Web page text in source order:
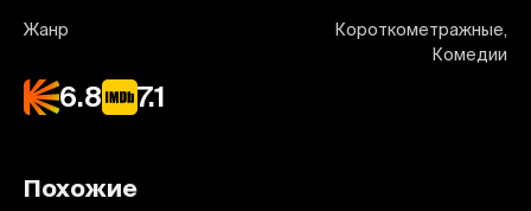
Жанр
Короткометражные,
Комедии
6.8 7.1
Похожие